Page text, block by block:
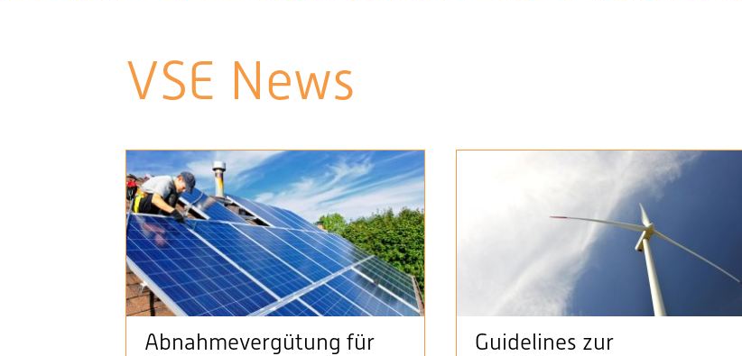
VSE News
Abnahmevergütung für
Guidelines zur